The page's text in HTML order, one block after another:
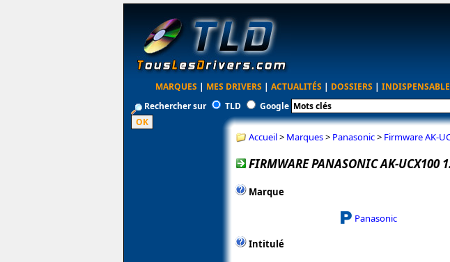
MARQUES | MES DRIVERS | ACTUALITÉS | DOSSIERS |
Rechercher sur
TLD Google
Accueil> Marques> Panasonic> Firmware AK-
FIRMWARE PANASONIC AK-UCX100
Marque
Panasonic
Intitulé